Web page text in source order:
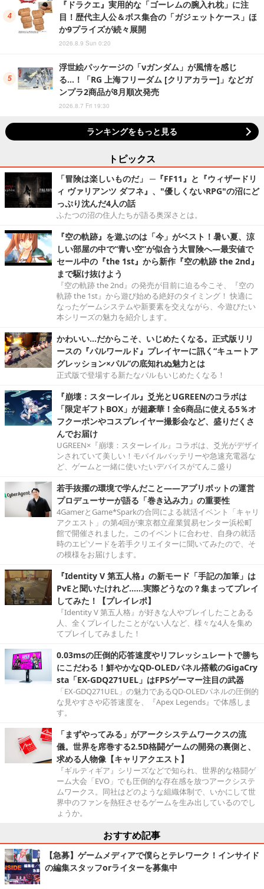
『ドラクエ』実用的な「ゴーレムの腕入れ枕」に注
目！歴代主人公＆ボス集合の「ガジェットケース」ほ
か9プライズが続々展開
2026.8.9 Sun 0:20
浮世絵パッケージの「νガンダム」が風情を感じ
る…！「RG 上海フリーダム [クリアカラー]」などガ
ンプラ2商品が8月順次発売
2026.8.7 Fri 19:30
ランキングをもっと見る
トピックス
「冒険は楽しいものだ」 ─『FF11』と『ウィザードリ
ィ ヴァリアンツ ダフネ』、"優しくないRPG"の沼にど
っぷり沈んだ4人の話
ふたつの沼の住人たちが語る奥深さとは。
『空の軌跡』を遊ぶのは「今」がベスト！暑い夏、涼
しい部屋の中で“青い空”が似合う大冒険へ―最安値で
セール中の『the 1st』から新作『空の軌跡 the 2nd』
まで駆け抜けよう
『空の軌跡 the 2nd』の発売が目前に迫る今こそ、『空の
軌跡 the 1st』から遊び始める絶好のタイミング！ 快適に
なったゲームシステムや新要素を交えながら、今遊びたい
本シリーズの魅力を紹介します。
かわいい…だからこそ、いじめたくなる。正式版リリ
ースの『パルワールド』プレイヤーに訊く“キュートア
グレッション×パル”の底知れぬ魅力とは
正式版で登場する新たなパルもいじめたくなる！
『崩壊：スターレイル』爻光とUGREENのコラボは
「限定ギフトBOX」が超豪華！全6商品に使える5％オ
フクーポンやコスプレイヤー撮影会など、盛りだくさ
んでお届け
UGREEN×『崩壊：スターレイル』コラボは、爻光がデザイ
ンされていて美しい！モバイルバッテリーや急速充電器な
ど、ゲームと一緒に使いたいデバイスがてんこ盛り
若手抜擢の環境で学んだこと――アプリボットの運営
プロデューサーが語る「巻き込み力」の重要性
4GamerとGame*Sparkの合同による就活イベント「キャリ
アクエスト」の第4回が東京都立産業貿易センター浜松町
館で開催されました。このイベントに合わせ、自身の就活
時のエピソードを若手クリエイターに聞いてみたので、そ
の模様をお届けします。
『Identity V 第五人格』の新モード「手記の加筆」は
PvEと聞いたけれど……実際どうなの？集まってプレイ
してみた！【プレイレポ】
『Identity V 第五人格』が好きな人やプレイしたことある
人、全くプレイしたことがない人など、様々な4人を集め
てプレイしてみました！
0.03msの圧倒的応答速度やリフレッシュレートで勝ち
にこだわる！鮮やかなQD-OLEDパネル搭載のGigaCry
sta「EX-GDQ271UEL」はFPSゲーマー注目の武器
「EX-GDQ271UEL」の魅力であるQD-OLEDパネルの圧倒的
な見やすさや応答速度を、『Apex Legends』で体感しま
す。
「まずやってみる」がアークシステムワークスの流
儀。世界を席巻する2.5D格闘ゲームの開発の裏側と、
求める人物像【キャリアクエスト】
『ギルティギア』シリーズなどで知られ、世界的な格闘ゲ
ーム大会「EVO」でも圧倒的な存在感を放つアークシステ
ムワークス。同社はどのような組織体制で、いかにして世
界中のファンを熱狂させるゲームを生み出しているのでし
ょうか。
おすすめ記事
【急募】ゲームメディアで僕らとテレワーク！インサイド
の編集スタッフorライターを募集中